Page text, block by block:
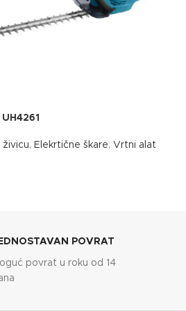
živicu, Elekrtične škare, Vrtni alat
POVRAT
povrat u roku od 14